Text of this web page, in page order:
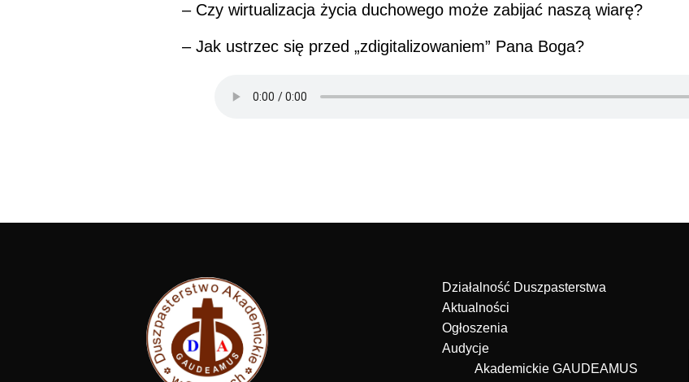
– Czy wirtualizacja życia duchowego może zabijać naszą wiarę?
– Jak ustrzec się przed „zdigitalizowaniem” Pana Boga?
Działalność Duszpasterstwa
Aktualności
Ogłoszenia
Audycje
Akademickie GAUDEAMUS